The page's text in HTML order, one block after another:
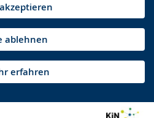
ablehnen
erfahren